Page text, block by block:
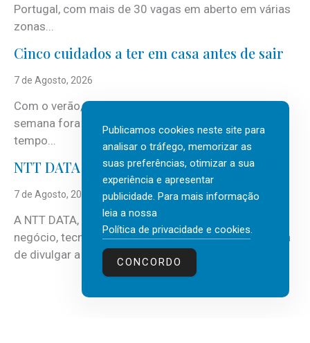
Portugal, com mais de 30 vagas em aberto em várias
zonas...
Cinco cuidados a ter em casa antes de sair
7 de Agosto, 2026
Com o verão, chegam também as férias, os fins-de-
semana fora e os dias em que a casa fica mais
tempo...
NTT DATA Insurtech Global Outlook 2026
7 de Agosto, 2026
A NTT DATA, consultora global em serviços de
negócio, tecnologia e inteligência artificial (IA), acaba
de divulgar a mais recente...
Publicamos cookies neste site para
analisar o tráfego, memorizar as
suas preferências, otimizar a sua
experiência e apresentar
publicidade. Para mais informação
leia a nossa
Política de privacidade e cookies.
CONCORDO